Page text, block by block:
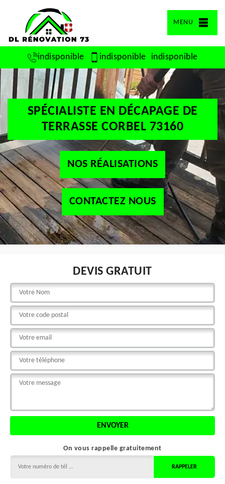
MENU
indisponible indisponible indisponible
SPÉCIALISTE EN DÉCAPAGE DE
TERRASSE CORBEL 73160
NOS RÉALISATIONS
CONTACTEZ NOUS
DEVIS GRATUIT
On vous rappelle gratuitement